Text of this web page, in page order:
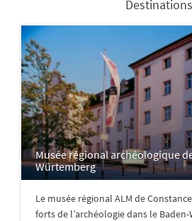
Destinations
Musée régional archéologique
Würtemberg
Le musée régional ALM de
forts de l’archéologie dans le